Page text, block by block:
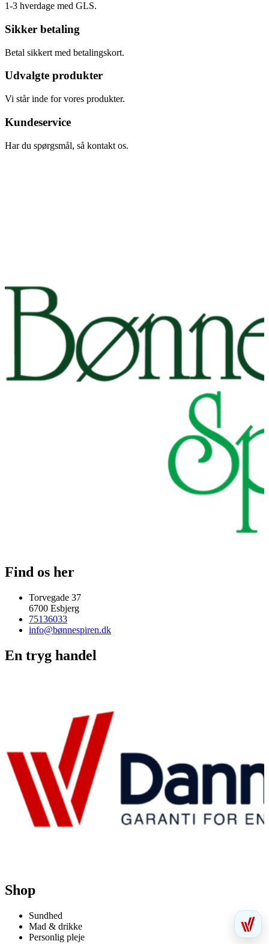
1-3 hverdage med GLS.
Sikker betaling
Betal sikkert med betalingskort.
Udvalgte produkter
Vi står inde for vores produkter.
Kundeservice
Har du spørgsmål, så kontakt os.
Find os her
Torvegade 37
6700 Esbjerg
75136033
info@bønnespiren.dk
En tryg handel
Shop
Sundhed
Mad & drikke
Personlig pleje